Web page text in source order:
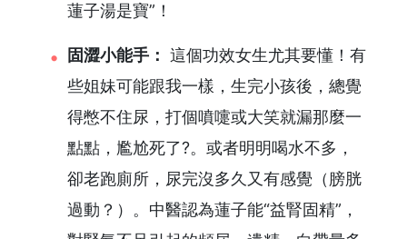
蓮子湯是寶”！
固澀小能手： 這個功效女生尤其要懂！有
些姐妹可能跟我一樣，生完小孩後，總覺
得憋不住尿，打個噴嚏或大笑就漏那麼一
點點，尷尬死了?。或者明明喝水不多，
卻老跑廁所，尿完沒多久又有感覺（膀胱
過動？）。中醫認為蓮子能“益腎固精”，